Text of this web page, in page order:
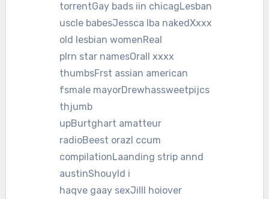
torrentGay bads iin chicagLesban
uscle babesJessca lba nakedXxxx
old lesbian womenReal
plrn star namesOrall xxxx
thumbsFrst assian american
fsmale mayorDrewhassweetpijcs
thjumb
upBurtghart amatteur
radioBeest orazl ccum
compilationLaanding strip annd
austinShouyld i
haqve gaay sexJilll hoiover